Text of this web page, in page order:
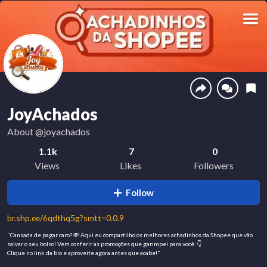
JoyAchados
About@joyachados
1.1k
Views
7
Likes
0
Followers
Follow
br.shp.ee/6qdthq5g?smtt=0.0.9
"Cansada de pagar caro? 💸 Aqui eu compartilho os melhores achadinhos da Shopee que vão
salvar o seu bolso! Vem conferir as promoções que garimpei para você. 👇
​Clique no link da bio e aproveite agora antes que acabe!"